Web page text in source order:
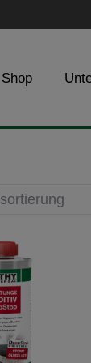
Shop